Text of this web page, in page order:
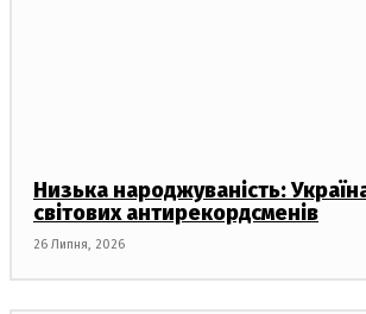
Низька народжуваність:
світових антирекордсменів
26 Липня, 2026